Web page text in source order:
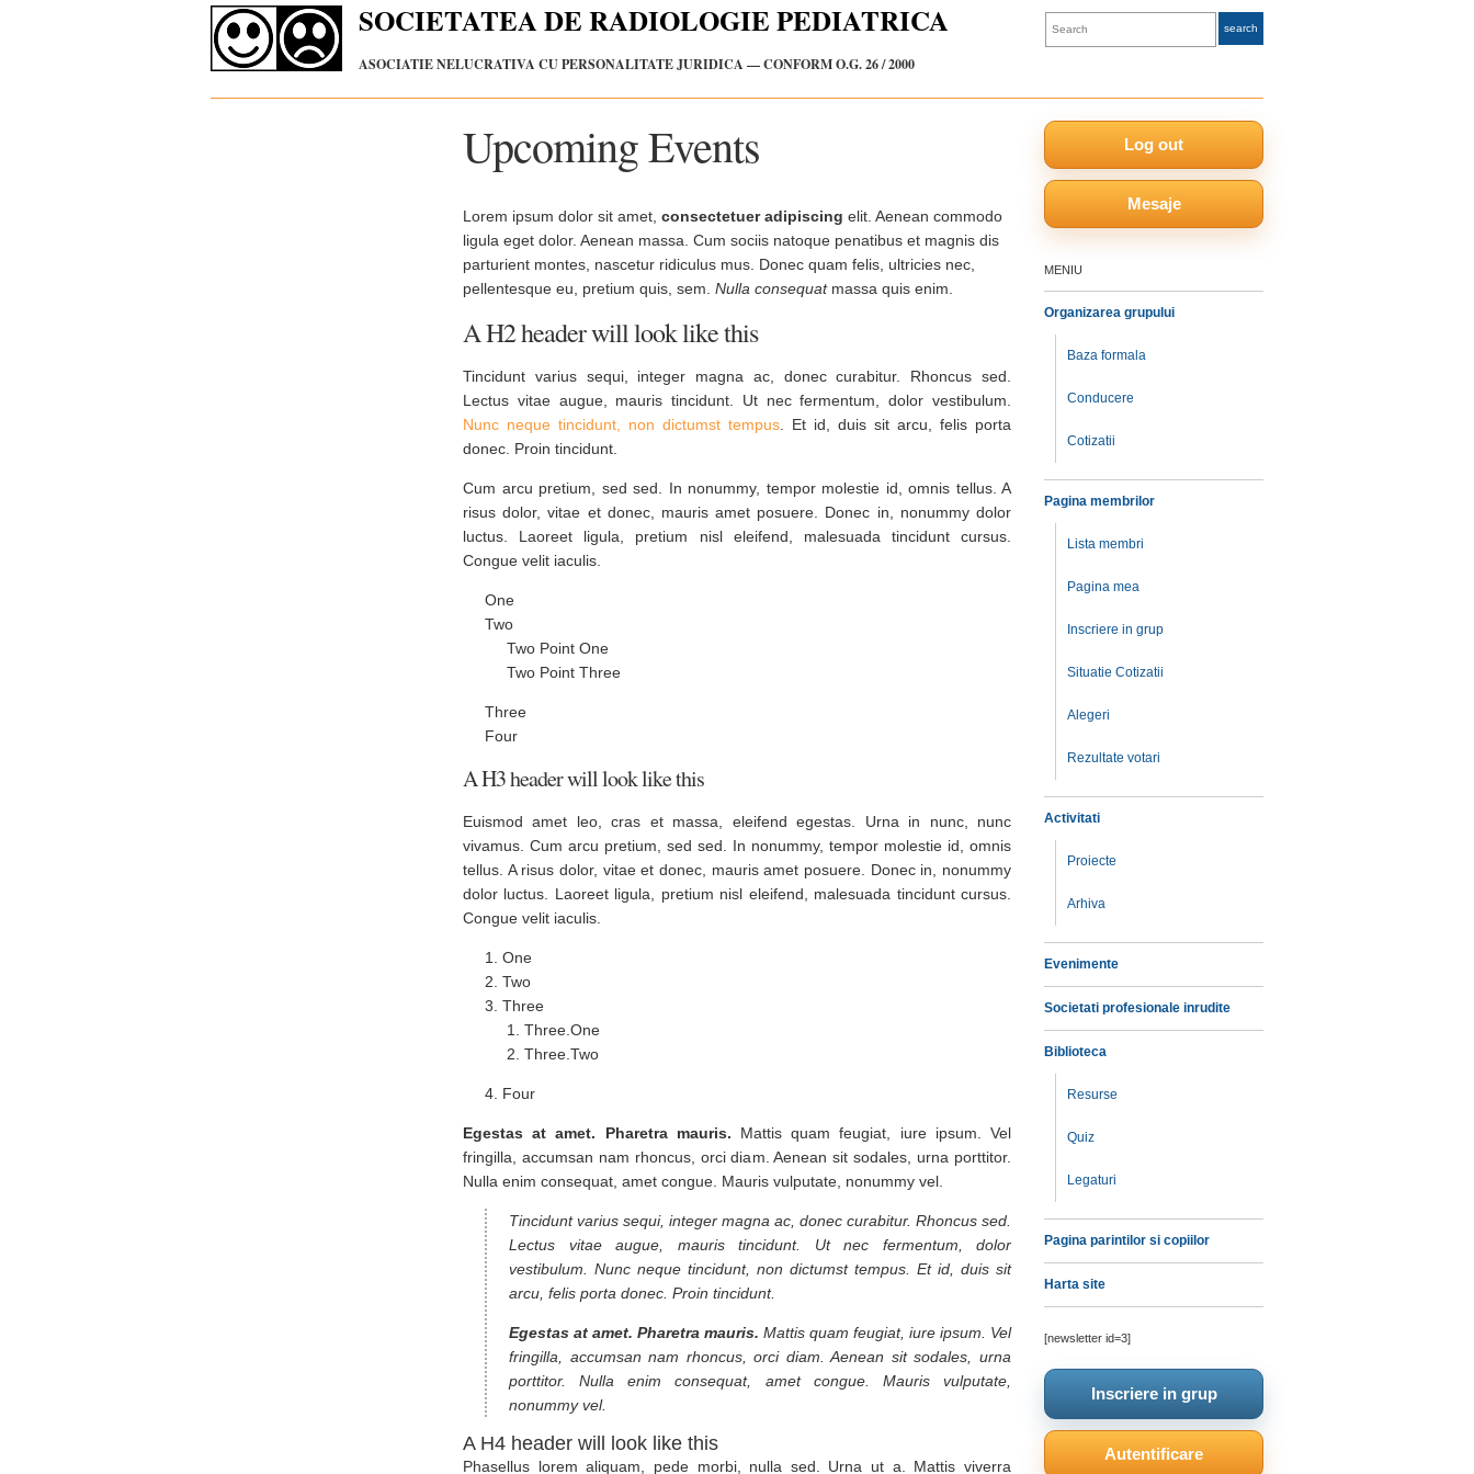
SOCIETATEA DE RADIOLOGIE PEDIATRICA
ASOCIATIE NELUCRATIVA CU PERSONALITATE JURIDICA — CONFORM O.G. 26 / 2000
Upcoming Events
Lorem ipsum dolor sit amet, consectetuer adipiscing elit. Aenean commodo
ligula eget dolor. Aenean massa. Cum sociis natoque penatibus et magnis dis
parturient montes, nascetur ridiculus mus. Donec quam felis, ultricies nec,
pellentesque eu, pretium quis, sem. Nulla consequatmassa quis enim.
A H2 header will look like this
Tincidunt varius sequi, integer magna ac, donec curabitur. Rhoncus sed.
Lectus vitae augue, mauris tincidunt. Ut nec fermentum, dolor vestibulum.
Nunc neque tincidunt, non dictumst tempus . Et id, duis sit arcu, felis porta
donec. Proin tincidunt.
Cum arcu pretium, sed sed. In nonummy, tempor molestie id, omnis tellus. A
risus dolor, vitae et donec, mauris amet posuere. Donec in, nonummy dolor
luctus. Laoreet ligula, pretium nisl eleifend, malesuada tincidunt cursus.
Congue velit iaculis.
One
Two
Two Point One
Two Point Three
Three
Four
A H3 header will look like this
Euismod amet leo, cras et massa, eleifend egestas. Urna in nunc, nunc
vivamus. Cum arcu pretium, sed sed. In nonummy, tempor molestie id, omnis
tellus. A risus dolor, vitae et donec, mauris amet posuere. Donec in, nonummy
dolor luctus. Laoreet ligula, pretium nisl eleifend, malesuada tincidunt cursus.
Congue velit iaculis.
One
Two
Three
Three.One
Three.Two
Four
Egestas at amet. Pharetra mauris. Mattis quam feugiat, iure ipsum. Vel
fringilla, accumsan nam rhoncus, orci diam. Aenean sit sodales, urna porttitor.
Nulla enim consequat, amet congue. Mauris vulputate, nonummy vel.
Tincidunt varius sequi, integer magna ac, donec curabitur. Rhoncus sed.
Lectus vitae augue, mauris tincidunt. Ut nec fermentum, dolor
vestibulum. Nunc neque tincidunt, non dictumst tempus. Et id, duis sit
arcu, felis porta donec. Proin tincidunt.
Egestas at amet. Pharetra mauris. Mattis quam feugiat, iure ipsum. Vel
fringilla, accumsan nam rhoncus, orci diam. Aenean sit sodales, urna
porttitor. Nulla enim consequat, amet congue. Mauris vulputate,
nonummy vel.
A H4 header will look like this
Phasellus lorem aliquam, pede morbi, nulla sed. Urna ut a. Mattis viverra
Log out
Mesaje
MENIU
Organizarea grupului
Baza formala
Conducere
Cotizatii
Pagina membrilor
Lista membri
Pagina mea
Inscriere in grup
Situatie Cotizatii
Alegeri
Rezultate votari
Activitati
Proiecte
Arhiva
Evenimente
Societati profesionale inrudite
Biblioteca
Resurse
Quiz
Legaturi
Pagina parintilor si copiilor
Harta site
[newsletter id=3]
Inscriere in grup
Autentificare